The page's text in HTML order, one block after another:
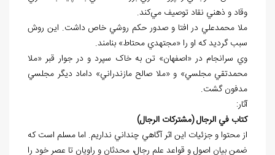
وقاد و ذهني نقاد توصيف مي‌کند.
ملا محمدعلي در افتا و صدور حکم روشي خاص داشت. اين روش
سبب گرديد که او را «مجتهدي محتاط» بنامند.
وي سرانجام در «اصفهان» تن به خاک سپرد و در جوار قبر «ملا
محمدتقي مجلسي» و «ملا صالح مازندراني» داماد ديگر مجلسي
مدفون گشت.
آثار:
کتاب في الرجال (مشترکات الرجال)
از محتوا و جزئيات اين اثر آگاهي چنداني نداريم. اما مسلم است که
ضمن بيان اصول و قواعد علم رجال، محدثان و راويان تا عصر خود را